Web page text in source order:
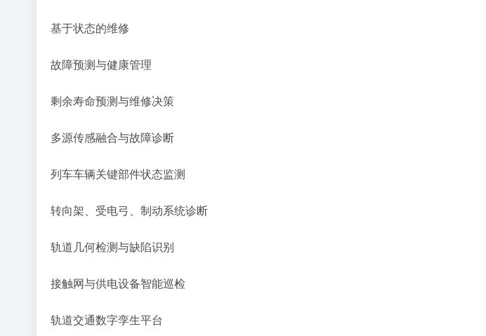
基于状态的维修
故障预测与健康管理
剩余寿命预测与维修决策
多源传感融合与故障诊断
列车车辆关键部件状态监测
转向架、受电弓、制动系统诊断
轨道几何检测与缺陷识别
接触网与供电设备智能巡检
轨道交通数字孪生平台